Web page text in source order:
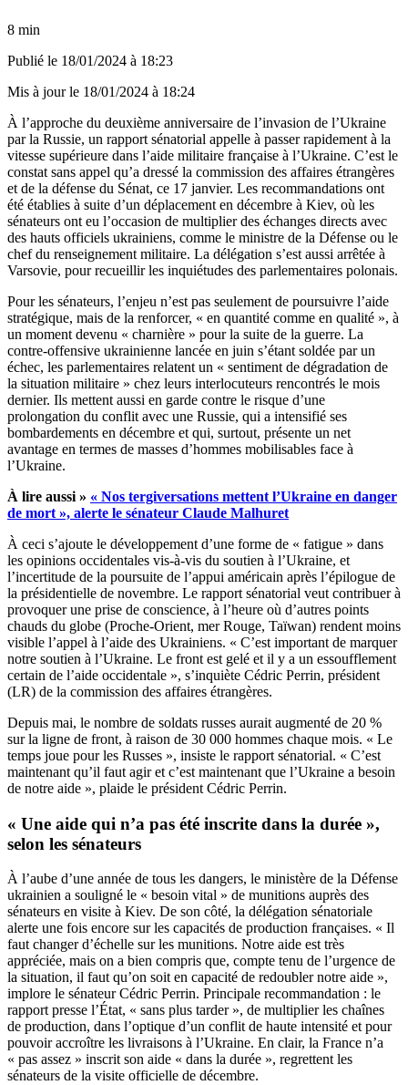
8 min
Publié le 18/01/2024 à 18:23
Mis à jour le 18/01/2024 à 18:24
À l’approche du deuxième anniversaire de l’invasion de l’Ukraine
par la Russie, un rapport sénatorial appelle à passer rapidement à la
vitesse supérieure dans l’aide militaire française à l’Ukraine. C’est le
constat sans appel qu’a dressé la commission des affaires étrangères
et de la défense du Sénat, ce 17 janvier. Les recommandations ont
été établies à suite d’un déplacement en décembre à Kiev, où les
sénateurs ont eu l’occasion de multiplier des échanges directs avec
des hauts officiels ukrainiens, comme le ministre de la Défense ou le
chef du renseignement militaire. La délégation s’est aussi arrêtée à
Varsovie, pour recueillir les inquiétudes des parlementaires polonais.
Pour les sénateurs, l’enjeu n’est pas seulement de poursuivre l’aide
stratégique, mais de la renforcer, « en quantité comme en qualité », à
un moment devenu « charnière » pour la suite de la guerre. La
contre-offensive ukrainienne lancée en juin s’étant soldée par un
échec, les parlementaires relatent un « sentiment de dégradation de
la situation militaire » chez leurs interlocuteurs rencontrés le mois
dernier. Ils mettent aussi en garde contre le risque d’une
prolongation du conflit avec une Russie, qui a intensifié ses
bombardements en décembre et qui, surtout, présente un net
avantage en termes de masses d’hommes mobilisables face à
l’Ukraine.
À lire aussi » « Nos tergiversations mettent l’Ukraine en danger
de mort », alerte le sénateur Claude Malhuret
À ceci s’ajoute le développement d’une forme de « fatigue » dans
les opinions occidentales vis-à-vis du soutien à l’Ukraine, et
l’incertitude de la poursuite de l’appui américain après l’épilogue de
la présidentielle de novembre. Le rapport sénatorial veut contribuer à
provoquer une prise de conscience, à l’heure où d’autres points
chauds du globe (Proche-Orient, mer Rouge, Taïwan) rendent moins
visible l’appel à l’aide des Ukrainiens. « C’est important de marquer
notre soutien à l’Ukraine. Le front est gelé et il y a un essoufflement
certain de l’aide occidentale », s’inquiète Cédric Perrin, président
(LR) de la commission des affaires étrangères.
Depuis mai, le nombre de soldats russes aurait augmenté de 20 %
sur la ligne de front, à raison de 30 000 hommes chaque mois. « Le
temps joue pour les Russes », insiste le rapport sénatorial. « C’est
maintenant qu’il faut agir et c’est maintenant que l’Ukraine a besoin
de notre aide », plaide le président Cédric Perrin.
« Une aide qui n’a pas été inscrite dans la durée »,
selon les sénateurs
À l’aube d’une année de tous les dangers, le ministère de la Défense
ukrainien a souligné le « besoin vital » de munitions auprès des
sénateurs en visite à Kiev. De son côté, la délégation sénatoriale
alerte une fois encore sur les capacités de production françaises. « Il
faut changer d’échelle sur les munitions. Notre aide est très
appréciée, mais on a bien compris que, compte tenu de l’urgence de
la situation, il faut qu’on soit en capacité de redoubler notre aide »,
implore le sénateur Cédric Perrin. Principale recommandation : le
rapport presse l’État, « sans plus tarder », de multiplier les chaînes
de production, dans l’optique d’un conflit de haute intensité et pour
pouvoir accroître les livraisons à l’Ukraine. En clair, la France n’a
« pas assez » inscrit son aide « dans la durée », regrettent les
sénateurs de la visite officielle de décembre.